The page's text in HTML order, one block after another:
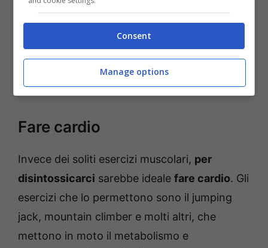
Fare cardio
Invece dei soliti esercizi muscolari, per
disintossicarci sarebbe ideale fare cardio. Gli
esercizi che lo permettono sono il jumping
jack, mountain climber e molti altri, che
mettono in moto il metabolismo e
Consent
Manage options